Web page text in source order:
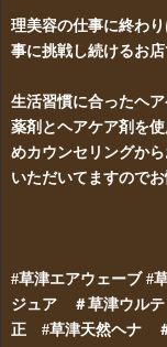
理美容の仕事に終わ
事に挑戦し続けるお
生活習慣に合ったヘ
薬剤とヘアケア剤を
めカウンセリングか
いただいてますので
#草津エアウェーブ
ジュア ＃草津ウル
正 #草津天然ヘナ